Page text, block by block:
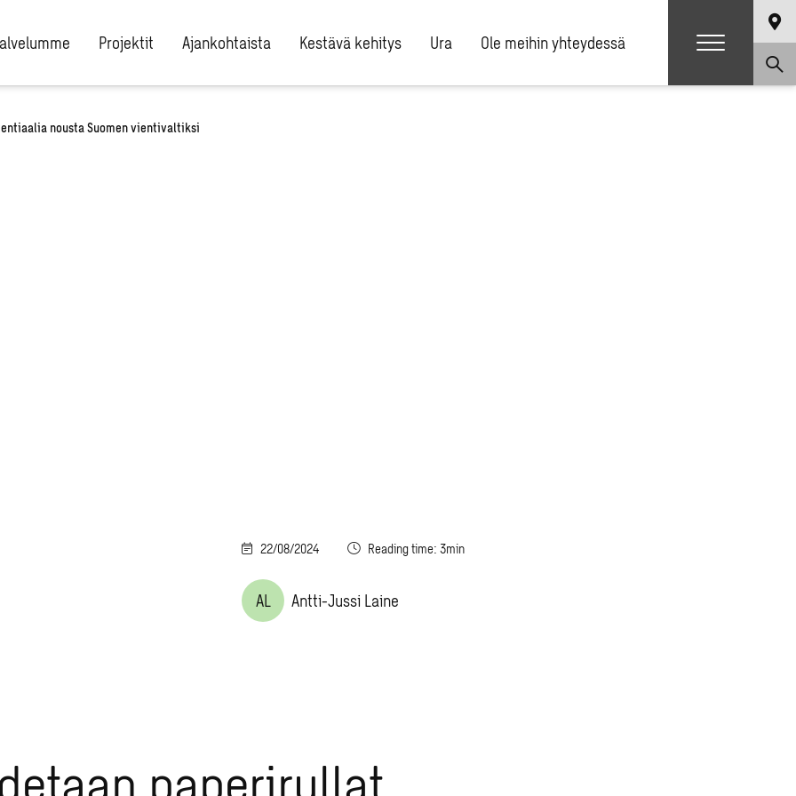
Projektit Ajankohtaista Kestävä kehitys Ura Ole meihin yhteydessä
nousta Suomen vientivaltiksi
22/08/2024 Reading time: 3min
AL Antti-Jussi Laine
paperirullat